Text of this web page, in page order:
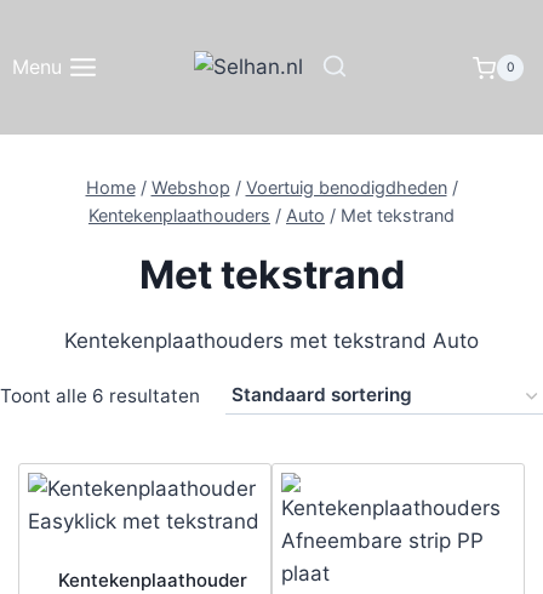
inhoud
Menu 0
Home / Webshop / Voertuig benodigdheden /
Kentekenplaathouders / Auto / Met tekstrand
Met tekstrand
Kentekenplaathouders met tekstrand Auto
Toont alle 6 resultaten
Kentekenplaathouder